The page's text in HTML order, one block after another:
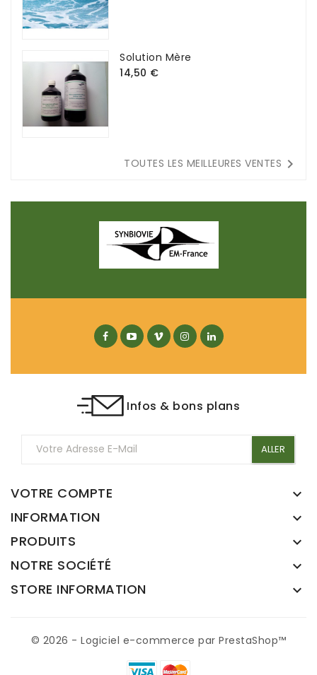
Solution Mère
14,50 €
TOUTES LES MEILLEURES VENTES 
Infos & bons plans
VOTRE COMPTE 
INFORMATION 
PRODUITS 
NOTRE SOCIÉTÉ 
STORE INFORMATION 
© 2026 - Logiciel e-commerce par PrestaShop™